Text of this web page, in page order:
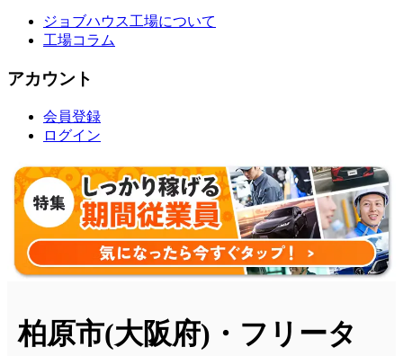
ジョブハウス工場について
工場コラム
アカウント
会員登録
ログイン
柏原市(大阪府)・フリータ